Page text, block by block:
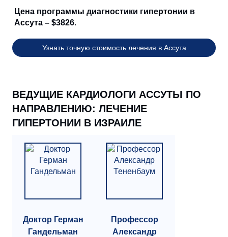
Цена программы диагностики гипертонии в
Ассута – $3826.
Узнать точную стоимость лечения в Ассута
ВЕДУЩИЕ КАРДИОЛОГИ АССУТЫ ПО
НАПРАВЛЕНИЮ: ЛЕЧЕНИЕ
ГИПЕРТОНИИ В ИЗРАИЛЕ
Доктор Герман
Гандельман
Профессор
Александр